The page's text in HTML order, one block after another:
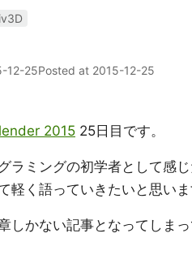
12-25Posted at 2015-12-25
2015 25日目です。
ラミングの初学者として感
軽く語っていきたいと思いま
しかない記事となってしま